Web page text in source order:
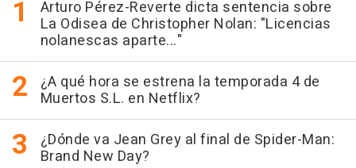
Arturo Pérez-Reverte dicta sentencia sobre
La Odisea de Christopher Nolan: "Licencias
nolanescas aparte..."
¿A qué hora se estrena la temporada 4 de
Muertos S.L. en Netflix?
¿Dónde va Jean Grey al final de Spider-Man:
Brand New Day?